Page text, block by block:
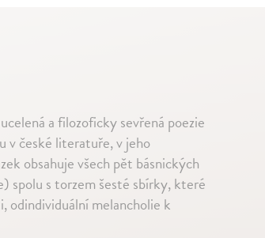
a filozoficky sevřená poezie
v české literatuře, v jeho
obsahuje všech pět básnických
spolu s torzem šesté sbírky, které
odindividuální melancholie k